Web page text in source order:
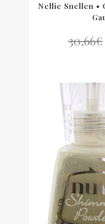
Nellie Snellen •
30,66€